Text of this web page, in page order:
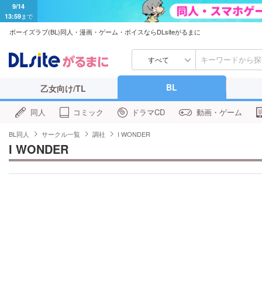
9/14
13:59まで
ボーイズラブ(BL)同人・漫画・ゲーム・ボイスならDLsiteがるまに
すべて
乙女向け/TL BL
同人 コミック ドラマCD 動画・ゲーム
BL同人 サークル一覧 調社 I WONDER
I WONDER